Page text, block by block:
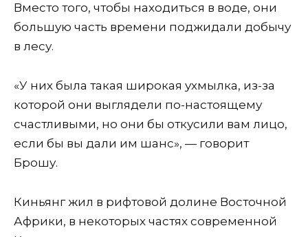
Вместо того, чтобы находиться в воде, они
большую часть времени поджидали добычу
в лесу.
«У них была такая широкая ухмылка, из-за
которой они выглядели по-настоящему
счастливыми, но они бы откусили вам лицо,
если бы вы дали им шанс», — говорит
Брошу.
Киньянг жил в рифтовой долине Восточной
Африки, в некоторых частях современной